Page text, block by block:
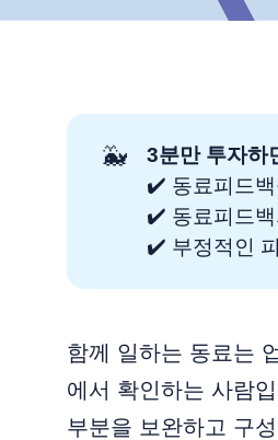
🐳
3분만 투자하
✔️ 동료피드백
✔️ 동료피드백
✔️ 부정적인
함께 일하는 동료는
에서 확인하는 사람
부분을 보완하고 구